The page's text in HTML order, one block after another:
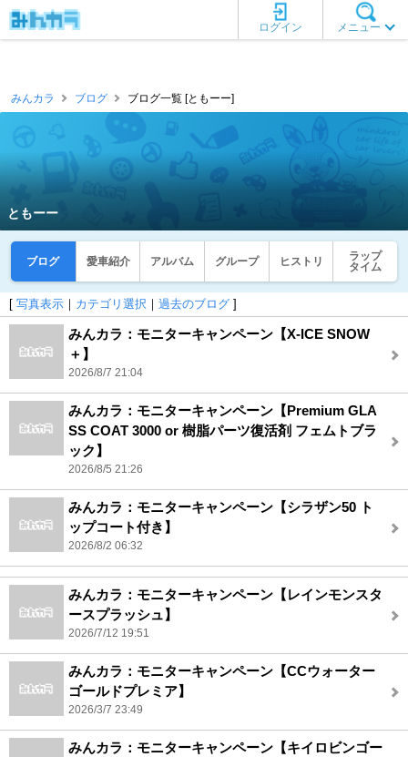
メニュー
ログイン
みんカラ ブログ ブログ一覧 [ともーー]
ともーー
ブログ 愛車紹介 アルバム グループ ヒストリ
ラップ
タイム
[ 写真表示 ｜ カテゴリ選択 ｜ 過去のブログ ]
みんカラ：モニターキャンペーン【X-ICE SNOW
＋】
2026/8/7 21:04
みんカラ：モニターキャンペーン【Premium GLA
SS COAT 3000 or 樹脂パーツ復活剤 フェムトブラ
ック】
2026/8/5 21:26
みんカラ：モニターキャンペーン【シラザン50 ト
ップコート付き】
2026/8/2 06:32
みんカラ：モニターキャンペーン【レインモンスタ
ースプラッシュ】
2026/7/12 19:51
みんカラ：モニターキャンペーン【CCウォーター
ゴールドプレミア】
2026/3/7 23:49
みんカラ：モニターキャンペーン【キイロビンゴー